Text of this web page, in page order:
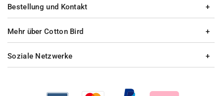
Bestellung und Kontakt
Mehr über Cotton Bird
Soziale Netzwerke